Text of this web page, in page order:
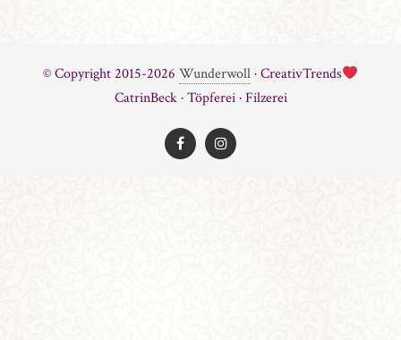
© Copyright 2015-2026 Wunderwoll· CreativTrends
CatrinBeck · Töpferei · Filzerei